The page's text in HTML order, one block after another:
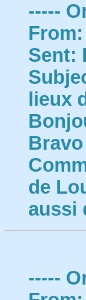
-----
Sent:
lieux
de
aussi
-----